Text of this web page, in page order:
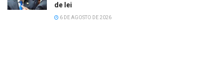
de lei
6 DE AGOSTO DE 2026